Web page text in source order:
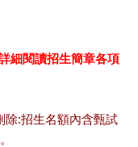
細閱讀招生簡章各項
除:招生名額內含甄試